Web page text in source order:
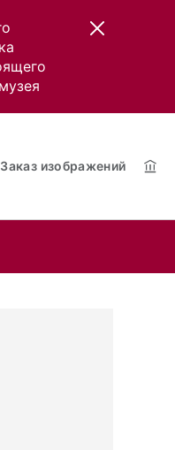
Заказ изображений